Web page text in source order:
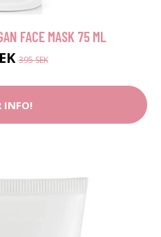
FACE MASK 75 ML
395 SEK
INFO!